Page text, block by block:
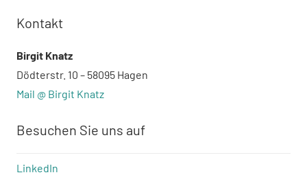
Kontakt
Birgit Knatz
Dödterstr. 10 – 58095 Hagen
Mail @ Birgit Knatz
Besuchen Sie uns auf
LinkedIn